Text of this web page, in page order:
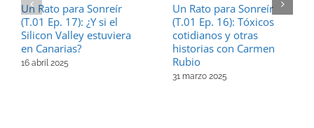
Un Rato para Sonreír
(T.01 Ep. 17): ¿Y si el
Silicon Valley estuviera
en Canarias?
16 abril 2025
Un Rato para Sonreír
(T.01 Ep. 16): Tóxicos
cotidianos y otras
historias con Carmen
Rubio
31 marzo 2025